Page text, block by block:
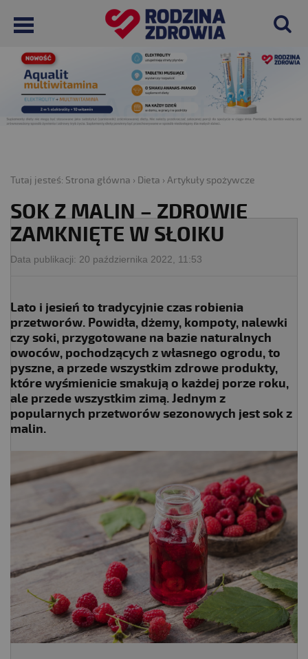
Tutaj jesteś: Strona główna › Dieta › Artykuły spożywcze
SOK Z MALIN – ZDROWIE
ZAMKNIĘTE W SŁOIKU
Data publikacji: 20 października 2022, 11:53
Lato i jesień to tradycyjnie czas robienia
przetworów. Powidła, dżemy, kompoty, nalewki
czy soki, przygotowane na bazie naturalnych
owoców, pochodzących z własnego ogrodu, to
pyszne, a przede wszystkim zdrowe produkty,
które wyśmienicie smakują o każdej porze roku,
ale przede wszystkim zimą. Jednym z
popularnych przetworów sezonowych jest sok z
malin.